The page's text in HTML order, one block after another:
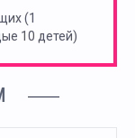
(1
10 детей)